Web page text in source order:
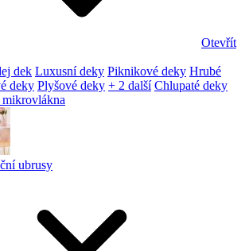
Otevřít
dek Luxusní deky Piknikové deky Hrubé
deky Plyšové deky + 2 další Chlupaté deky
ubrusy